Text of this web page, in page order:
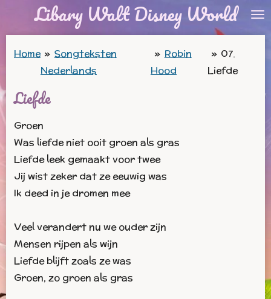
Libary Walt Disney World
Home » Songteksten
Nederlands
» Robin
Hood
» 07.
Liefde
Liefde
Groen
Was liefde niet ooit groen als gras
Liefde leek gemaakt voor twee
Jij wist zeker dat ze eeuwig was
Ik deed in je dromen mee
Veel verandert nu we ouder zijn
Mensen rijpen als wijn
Liefde blijft zoals ze was
Groen, zo groen als gras